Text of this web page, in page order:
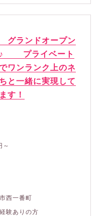
グランドオープン
♪ プライベート
ワンランク上のネ
と一緒に実現して
す！
～
西一番町
験ありの方